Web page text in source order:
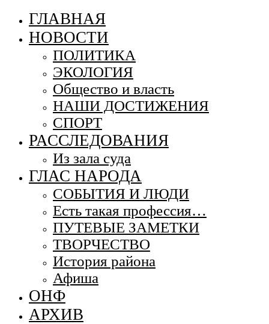
ГЛАВНАЯ
НОВОСТИ
ПОЛИТИКА
ЭКОЛОГИЯ
Общество и власть
НАШИ ДОСТИЖЕНИЯ
СПОРТ
РАССЛЕДОВАНИЯ
Из зала суда
ГЛАС НАРОДА
СОБЫТИЯ И ЛЮДИ
Есть такая профессия…
ПУТЕВЫЕ ЗАМЕТКИ
ТВОРЧЕСТВО
История района
Афиша
ОНФ
АРХИВ